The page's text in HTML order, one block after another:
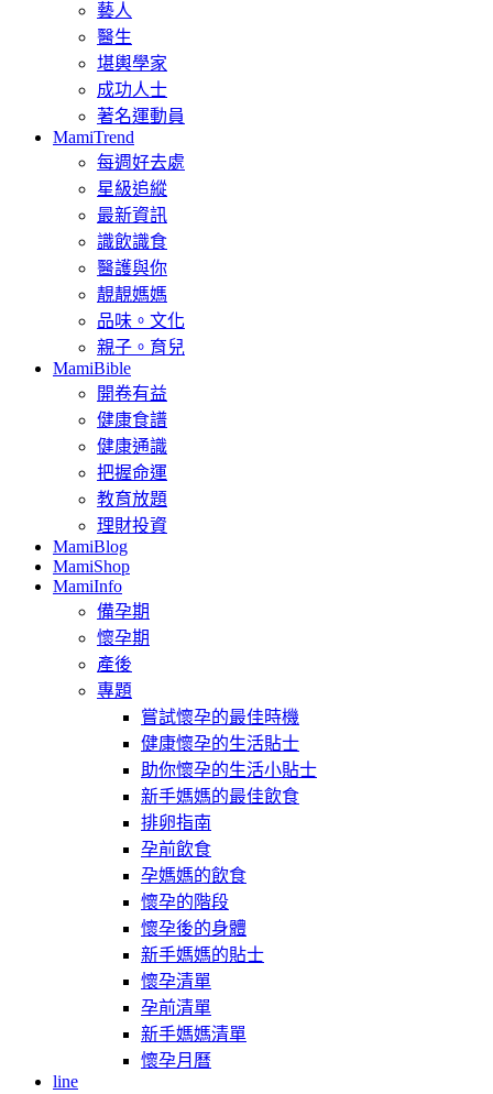
藝人
醫生
堪輿學家
成功人士
著名運動員
MamiTrend
每週好去處
星級追縱
最新資訊
識飲識食
醫護與你
靚靚媽媽
品味。文化
親子。育兒
MamiBible
開卷有益
健康食譜
健康通識
把握命運
教育放題
理財投資
MamiBlog
MamiShop
MamiInfo
備孕期
懷孕期
產後
專題
嘗試懷孕的最佳時機
健康懷孕的生活貼士
助你懷孕的生活小貼士
新手媽媽的最佳飲食
排卵指南
孕前飲食
孕媽媽的飲食
懷孕的階段
懷孕後的身體
新手媽媽的貼士
懷孕清單
孕前清單
新手媽媽清單
懷孕月曆
line